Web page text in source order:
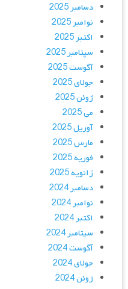
دسامبر 2025
نوامبر 2025
اکتبر 2025
سپتامبر 2025
آگوست 2025
جولای 2025
ژوئن 2025
می 2025
آوریل 2025
مارس 2025
فوریه 2025
ژانویه 2025
دسامبر 2024
نوامبر 2024
اکتبر 2024
سپتامبر 2024
آگوست 2024
جولای 2024
ژوئن 2024